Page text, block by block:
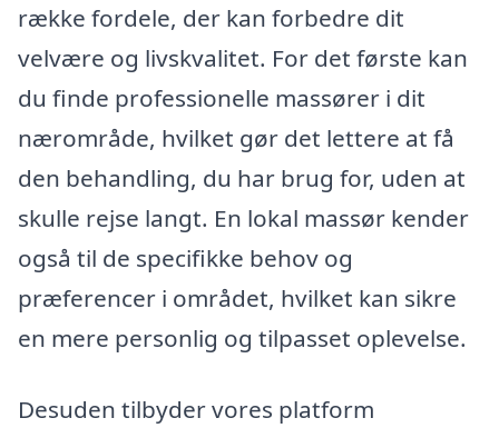
række fordele, der kan forbedre dit
velvære og livskvalitet. For det første kan
du finde professionelle massører i dit
nærområde, hvilket gør det lettere at få
den behandling, du har brug for, uden at
skulle rejse langt. En lokal massør kender
også til de specifikke behov og
præferencer i området, hvilket kan sikre
en mere personlig og tilpasset oplevelse.
Desuden tilbyder vores platform